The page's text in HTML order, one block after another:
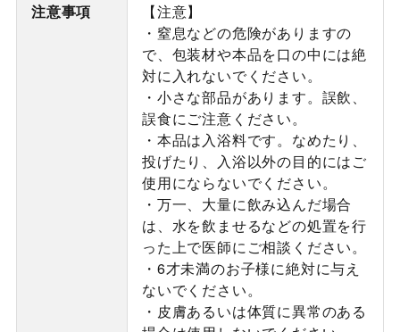
注意事項
【注意】
・窒息などの危険がありますの
で、包装材や本品を口の中には絶
対に入れないでください。
・小さな部品があります。誤飲、
誤食にご注意ください。
・本品は入浴料です。なめたり、
投げたり、入浴以外の目的にはご
使用にならないでください。
・万一、大量に飲み込んだ場合
は、水を飲ませるなどの処置を行
った上で医師にご相談ください。
・6才未満のお子様に絶対に与え
ないでください。
・皮膚あるいは体質に異常のある